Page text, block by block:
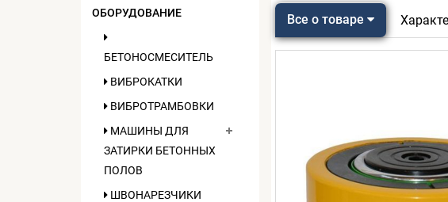
ОБОРУДОВАНИЕ
БЕТОНОСМЕСИТЕЛЬ
ВИБРОКАТКИ
ВИБРОТРАМБОВКИ
МАШИНЫ ДЛЯ
ЗАТИРКИ БЕТОННЫХ
ПОЛОВ
ШВОНАРЕЗЧИКИ
Все о товаре